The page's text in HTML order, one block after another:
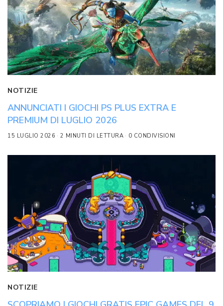
NOTIZIE
ANNUNCIATI I GIOCHI PS PLUS EXTRA E
PREMIUM DI LUGLIO 2026
15 LUGLIO 2026 2 MINUTI DI LETTURA 0 CONDIVISIONI
NOTIZIE